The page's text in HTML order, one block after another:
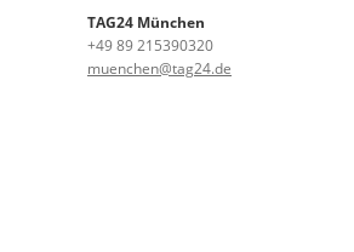
TAG24 München
+49 89 215390320
muenchen@tag24.de